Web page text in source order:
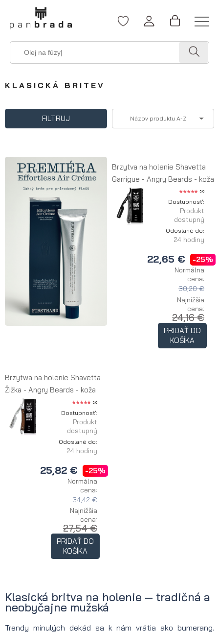
KLASICKÁ BRITEV
FILTRUJ Názov produktu A-Z
Brzytva na holenie Shavetta
Garrigue - Angry Beards - koža
5.0
Dostupnosť:
Produkt
dostupný
Odoslané do:
24 hodiny
22,65 € -25%
Normálna
cena:
30,20 €
Najnižšia
cena:
24,16 €
PRIDAŤ DO
KOŠÍKA
Brzytwa na holenie Shavetta
Žižka - Angry Beards - koža
5.0
Dostupnosť:
Produkt
dostupný
Odoslané do:
24 hodiny
25,82 € -25%
Normálna
cena:
34,42 €
Najnižšia
cena:
27,54 €
PRIDAŤ DO
KOŠÍKA
Klasická britva na holenie — tradičná a
neobyčajne mužská
Trendy minulých dekád sa k nám vrátia ako bumerang.